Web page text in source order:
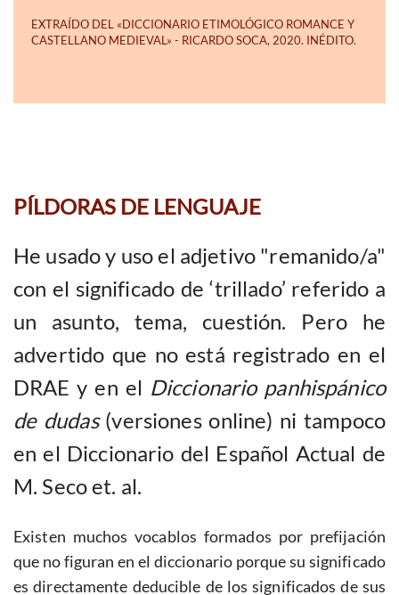
PÍLDORAS DE LENGUAJE
He usado y uso el adjetivo "remanido/a"
con el significado de ‘trillado’ referido a
un asunto, tema, cuestión. Pero he
advertido que no está registrado en el
DRAE y en el Diccionario panhispánico
de dudas(versiones online) ni tampoco
en el Diccionario del Español Actual de
M. Seco et. al.
Existen muchos vocablos formados por prefijación
que no figuran en el diccionario porque su significado
es directamente deducible de los significados de sus